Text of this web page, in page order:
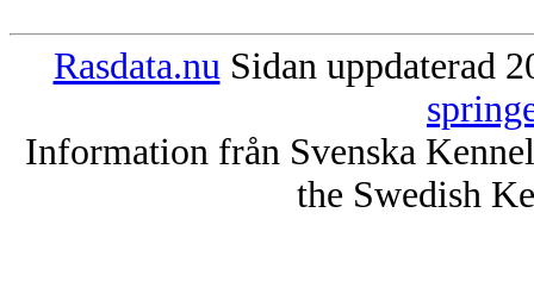
Rasdata.nu Sidan uppdaterad
Information från Svenska
the Swedish